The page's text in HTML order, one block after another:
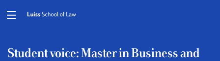
Student voice: Master in Business and